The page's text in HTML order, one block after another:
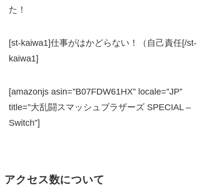
た！
[st-kaiwa1]仕事がはかどらない！（自己責任[/st-
kaiwa1]
[amazonjs asin=”B07FDW61HX” locale=”JP”
title=”大乱闘スマッシュブラザーズ SPECIAL –
Switch”]
アクセス数について